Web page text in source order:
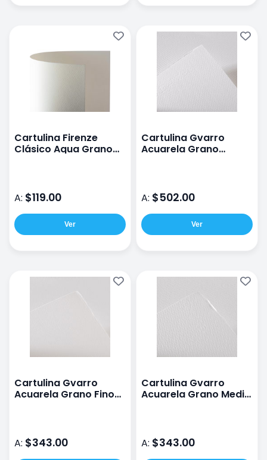
Cartulina Firenze
Clásico Aqua Grano
A: $119.00
Ver
Cartulina Gvarro
Acuarela Grano
A: $502.00
Ver
Cartulina Gvarro
Acuarela Grano Fino
A: $343.00
Cartulina Gvarro
Acuarela Grano Medio
A: $343.00